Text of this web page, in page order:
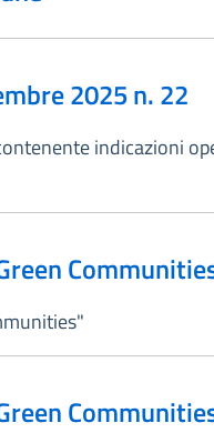
2025 n. 22
indicazioni